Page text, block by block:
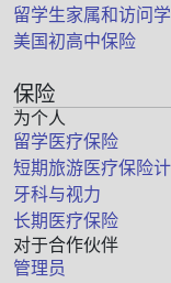
留学生家属和访问
美国初高中保险
保险
为个人
留学医疗保险
短期旅游医疗保险计
牙科与视力
长期医疗保险
对于合作伙伴
管理员